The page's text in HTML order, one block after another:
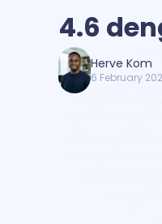
4.6
Herve Kom
6 February